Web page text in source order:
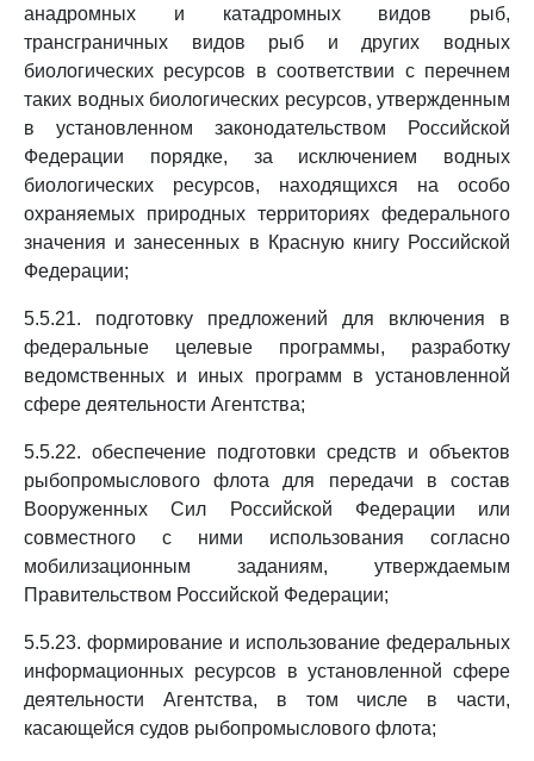
анадромных и катадромных видов рыб,
трансграничных видов рыб и других водных
биологических ресурсов в соответствии с перечнем
таких водных биологических ресурсов, утвержденным
в установленном законодательством Российской
Федерации порядке, за исключением водных
биологических ресурсов, находящихся на особо
охраняемых природных территориях федерального
значения и занесенных в Красную книгу Российской
Федерации;
5.5.21. подготовку предложений для включения в
федеральные целевые программы, разработку
ведомственных и иных программ в установленной
сфере деятельности Агентства;
5.5.22. обеспечение подготовки средств и объектов
рыбопромыслового флота для передачи в состав
Вооруженных Сил Российской Федерации или
совместного с ними использования согласно
мобилизационным заданиям, утверждаемым
Правительством Российской Федерации;
5.5.23. формирование и использование федеральных
информационных ресурсов в установленной сфере
деятельности Агентства, в том числе в части,
касающейся судов рыбопромыслового флота;